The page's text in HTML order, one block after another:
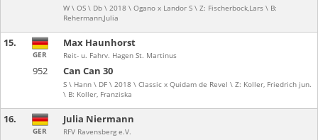
W \ OS \ Db \ 2018 \ Ogano x Landor S \ Z: Fischerbock,Lars \ B:
Rehermann,Julia
15.
952 Can Can 30
S \ Hann \ DF \ 2018 \ Classic x Quidam de Revel \ Z: Koller, Friedrich jun.
\ B: Koller, Franziska
GER
Max Haunhorst
Reit- u. Fahrv. Hagen St. Martinus
16.
GER
Julia Niermann
RFV Ravensberg e.V.